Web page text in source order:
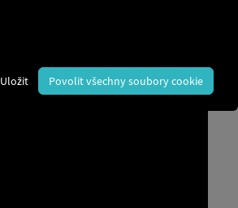
Uložit Povolit všechny soubory cookie